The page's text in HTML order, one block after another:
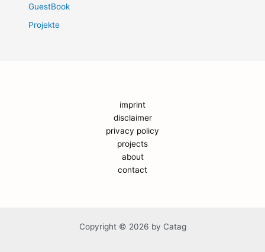
GuestBook
Projekte
imprint
disclaimer
privacy policy
projects
about
contact
Copyright © 2026 by Catag